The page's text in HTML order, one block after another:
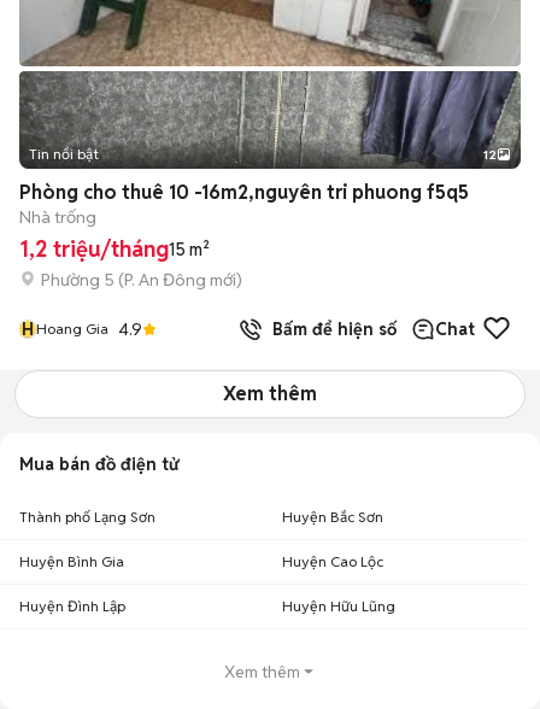
+2
Tin nổi bật 12
Phòng cho thuê 10 -16m2,nguyên tri phuong f5q5
Nhà trống
1,2 triệu/tháng15 m²
Phường 5 (P. An Đông mới)
HHoang Gia 4.9 Bấm để hiện số Chat
Xem thêm
Mua bán đồ điện tử
Thành phố Lạng Sơn Huyện Bắc Sơn
Huyện Bình Gia Huyện Cao Lộc
Huyện Đình Lập Huyện Hữu Lũng
Xem thêm